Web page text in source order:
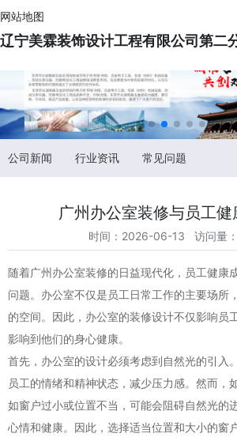
网站地图
辽宁美霖装饰设计工程有限公司第二
公司新闻 行业资讯 常见问题
广州办公室装修与员工健
时间：2026-06-13 访问量
随着广州办公室装修的日益现代化，员工健康
问题。办公室不仅是员工日常工作的主要场所
的空间。因此，办公室的装修设计不仅影响员
影响到他们的身心健康。
首先，办公室的设计必须考虑到自然光的引入
员工的情绪和精神状态，减少压力感。然而，
如窗户过小或位置不当，可能会阻碍自然光的
心情和健康。因此，选择适当位置和大小的窗